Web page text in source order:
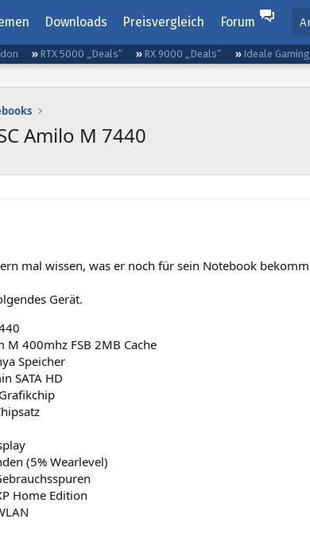
Downloads Preisvergleich Forum
RTX 5000 „Deals“ RX 9000 „Deals“
Ideale
Amilo M 7440
mal wissen, was er noch für sein Notebook
Gerät.
M 400mhz FSB 2MB Cache
Speicher
SATA HD
(5% Wearlevel)
Home Edition